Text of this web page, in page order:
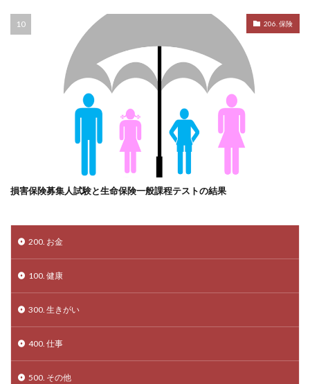
206. 保険
損害保険募集人試験と生命保険一般課程テストの結果
200. お金
100. 健康
300. 生きがい
400. 仕事
500. その他